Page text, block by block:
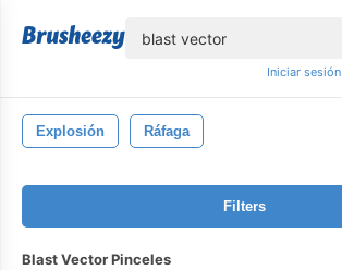
Iniciar sesión
Explosión Ráfaga
Filters
Blast Vector Pinceles